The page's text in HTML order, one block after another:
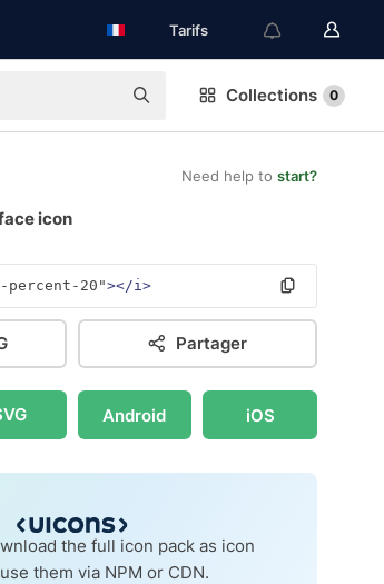
Tarifs
Collections 0
Need help to start?
icon
20"></i>
Partager
Android iOS
the full icon pack as icon
them via NPM or CDN.